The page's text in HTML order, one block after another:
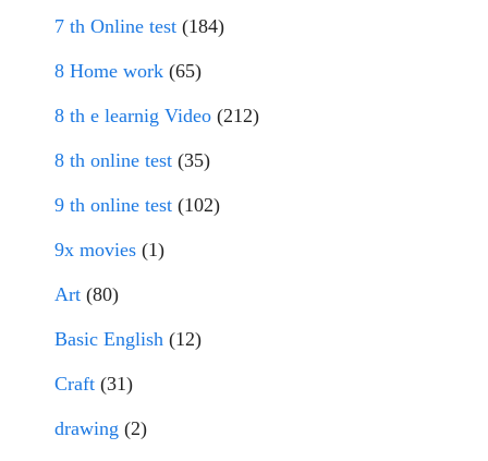
7 th Online test (184)
8 Home work (65)
8 th e learnig Video (212)
8 th online test (35)
9 th online test (102)
9x movies (1)
Art (80)
Basic English (12)
Craft (31)
drawing (2)